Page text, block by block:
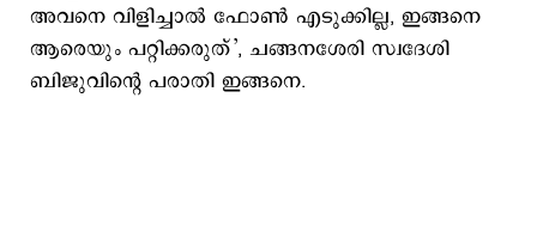
അവനെ വിളിച്ചാല്‍ ഫോണ്‍ എടുക്കില്ല, ഇങ്ങനെ
ആരെയും പറ്റിക്കരുത്’, ചങ്ങനശേരി സ്വദേശി
ബിജുവിന്‍റെ പരാതി ഇങ്ങനെ.